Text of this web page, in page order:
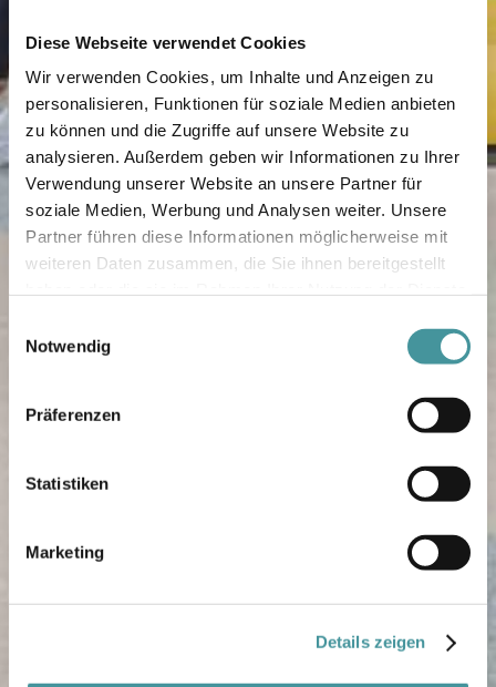
Diese Webseite verwendet Cookies
Wir verwenden Cookies, um Inhalte und Anzeigen zu
personalisieren, Funktionen für soziale Medien anbieten
zu können und die Zugriffe auf unsere Website zu
analysieren. Außerdem geben wir Informationen zu Ihrer
Verwendung unserer Website an unsere Partner für
soziale Medien, Werbung und Analysen weiter. Unsere
Partner führen diese Informationen möglicherweise mit
weiteren Daten zusammen, die Sie ihnen bereitgestellt
Notwendig
Präferenzen
Statistiken
Marketing
Details zeigen